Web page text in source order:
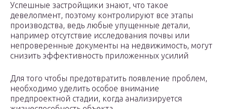
Успешные застройщики знают, что такое
девелопмент, поэтому контролируют все этапы
производства, ведь любые упущенные детали,
например отсутствие исследования почвы или
непроверенные документы на недвижимость, могут
снизить эффективность приложенных усилий
Для того чтобы предотвратить появление проблем,
необходимо уделить особое внимание
предпроектной стадии, когда анализируется